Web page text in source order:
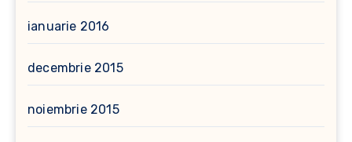
ianuarie 2016
decembrie 2015
noiembrie 2015